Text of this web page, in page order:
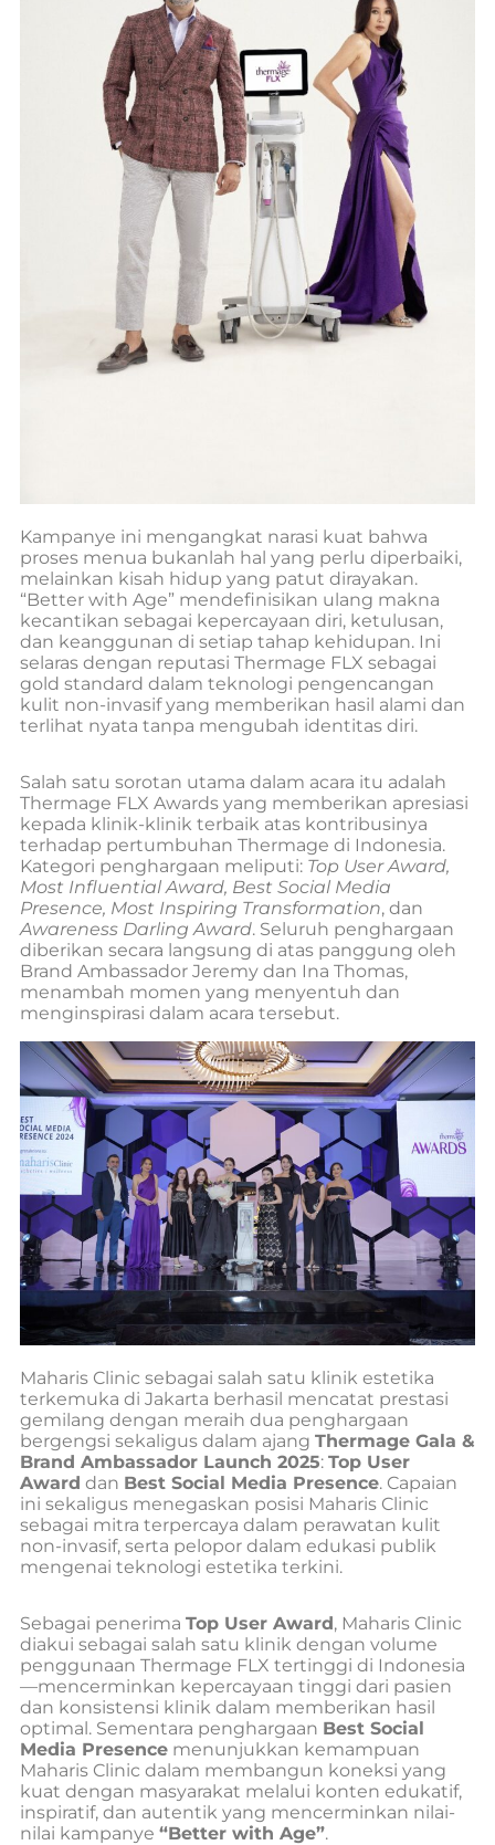
Kampanye ini mengangkat narasi kuat bahwa
proses menua bukanlah hal yang perlu diperbaiki,
melainkan kisah hidup yang patut dirayakan.
“Better with Age” mendefinisikan ulang makna
kecantikan sebagai kepercayaan diri, ketulusan,
dan keanggunan di setiap tahap kehidupan. Ini
selaras dengan reputasi Thermage FLX sebagai
gold standard dalam teknologi pengencangan
kulit non-invasif yang memberikan hasil alami dan
terlihat nyata tanpa mengubah identitas diri.
Salah satu sorotan utama dalam acara itu adalah
Thermage FLX Awards yang memberikan apresiasi
kepada klinik-klinik terbaik atas kontribusinya
terhadap pertumbuhan Thermage di Indonesia.
Kategori penghargaan meliputi: Top User Award,
Most Influential Award, Best Social Media
Presence, Most Inspiring Transformation, dan
Awareness Darling Award. Seluruh penghargaan
diberikan secara langsung di atas panggung oleh
Brand Ambassador Jeremy dan Ina Thomas,
menambah momen yang menyentuh dan
menginspirasi dalam acara tersebut.
Maharis Clinic sebagai salah satu klinik estetika
terkemuka di Jakarta berhasil mencatat prestasi
gemilang dengan meraih dua penghargaan
bergengsi sekaligus dalam ajang Thermage Gala &
Brand Ambassador Launch 2025: Top User
Award dan Best Social Media Presence. Capaian
ini sekaligus menegaskan posisi Maharis Clinic
sebagai mitra terpercaya dalam perawatan kulit
non-invasif, serta pelopor dalam edukasi publik
mengenai teknologi estetika terkini.
Sebagai penerima Top User Award, Maharis Clinic
diakui sebagai salah satu klinik dengan volume
penggunaan Thermage FLX tertinggi di Indonesia
—mencerminkan kepercayaan tinggi dari pasien
dan konsistensi klinik dalam memberikan hasil
optimal. Sementara penghargaan Best Social
Media Presence menunjukkan kemampuan
Maharis Clinic dalam membangun koneksi yang
kuat dengan masyarakat melalui konten edukatif,
inspiratif, dan autentik yang mencerminkan nilai-
nilai kampanye “Better with Age”.